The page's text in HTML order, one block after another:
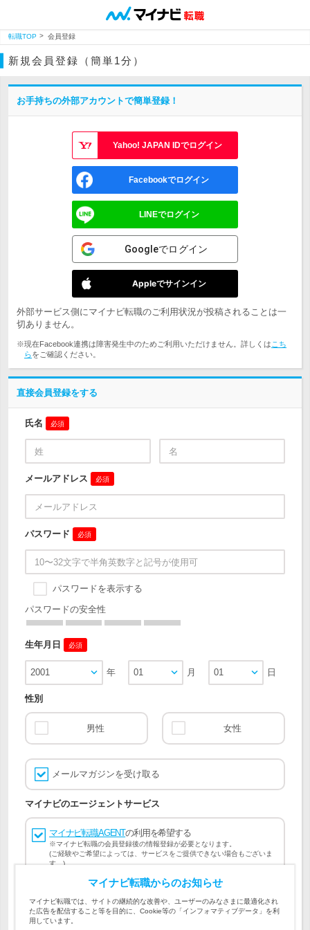
転職TOP 会員登録
新規会員登録（簡単1分）
お手持ちの外部アカウントで簡単登録！
Yahoo! JAPAN IDでログイン
Facebookでログイン
LINEでログイン
Googleでログイン
Appleでサインイン
外部サービス側にマイナビ転職のご利用状況が投稿されることは一
切ありません。
※現在Facebook連携は障害発生中のためご利用いただけません。詳しくは こち
らをご確認ください。
直接会員登録をする
氏名 必須
メールアドレス 必須
パスワード 必須
パスワードを表示する
パスワードの安全性
生年月日 必須
2001 年 01 月 01 日
性別
男性 女性
メールマガジンを受け取る
マイナビのエージェントサービス
マイナビ転職AGENTの利用を希望する
※マイナビ転職の会員登録後の情報登録が必要となります。
(ご経験やご希望によっては、サービスをご提供できない場合もございま
す。)
会員登録には マイナビ転職 会員規約
マイナビ転職AGENT
会員規約、マイナビ転職AGENT 個人情報の取り扱い および
個人情報の取り扱い
マイナビ転職からのお知らせ
マイナビ転職では、サイトの継続的な改善や、ユーザーのみなさまに最適化され
た広告を配信すること等を目的に、Cookie等の「インフォマティブデータ」を利
用しています。